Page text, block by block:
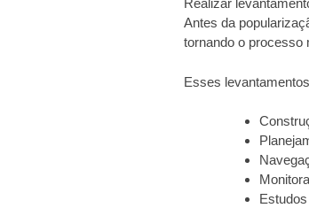
Realizar
Antes da
tornando o processo
Esses